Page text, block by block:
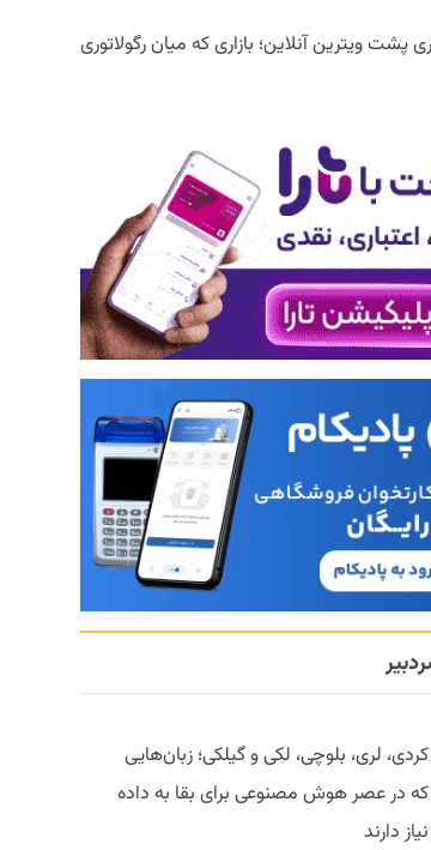
پشت ویترین آنلاین؛ بازاری که میان رگولاتوری
کردی، لری، بلوچی، لکی و گیلکی؛ زبان‌هایی
که در عصر هوش مصنوعی برای بقا به داده
نیاز دارند